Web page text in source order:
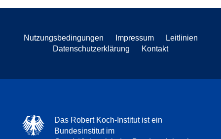
Nutzungsbedingungen Impressum
Leitlinien
Datenschutzerklärung
Kontakt
Das Robert Koch-Institut ist ein
Bundesinstitut im